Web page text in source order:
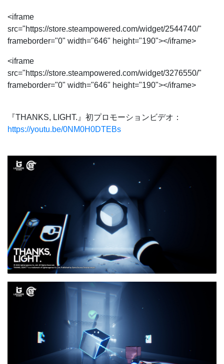
<iframe
src="https://store.steampowered.com/widget/2544740/"
frameborder="0" width="646" height="190"></iframe>
<iframe
src="https://store.steampowered.com/widget/3276550/"
frameborder="0" width="646" height="190"></iframe>
『THANKS, LIGHT.』初プロモーションビデオ：
https://youtu.be/0NM0H0DTEBs